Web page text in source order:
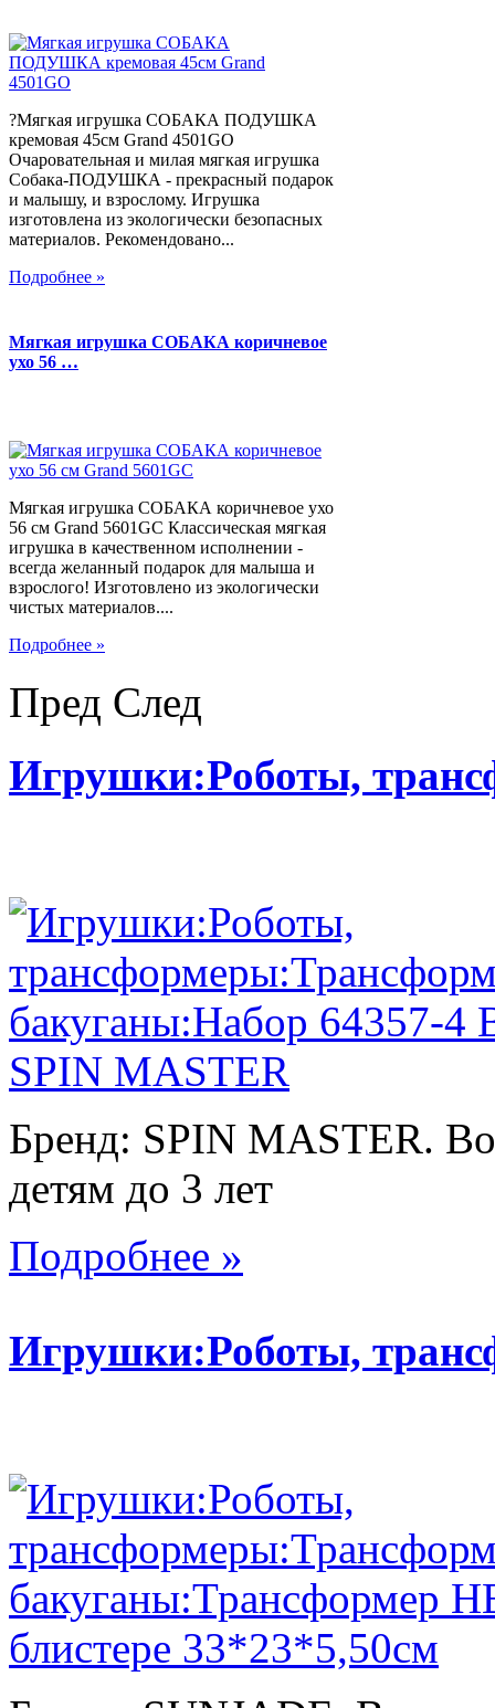
?Мягкая игрушка СОБАКА ПОДУШКА
кремовая 45см Grand 4501GO
Очаровательная и милая мягкая игрушка
Собака-ПОДУШКА - прекрасный подарок
и малышу, и взрослому. Игрушка
изготовлена из экологически безопасных
материалов. Рекомендовано...
Подробнее »
Мягкая игрушка СОБАКА коричневое
ухо 56 …
Мягкая игрушка СОБАКА коричневое ухо
56 см Grand 5601GC Классическая мягкая
игрушка в качественном исполнении -
всегда желанный подарок для малыша и
взрослого! Изготовлено из экологически
чистых материалов....
Подробнее »
Пред След
Игрушки:Роботы,
Бренд: SPIN MASTER.
детям до 3 лет
Подробнее »
Игрушки:Роботы,